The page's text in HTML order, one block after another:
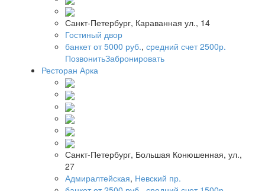
Санкт-Петербург, Караванная ул., 14
Гостиный двор
банкет от 5000 руб., средний счет 2500р.
ПозвонитьЗабронировать
Ресторан Арка
Санкт-Петербург, Большая Конюшенная, ул.,
27
Адмиралтейская, Невский пр.